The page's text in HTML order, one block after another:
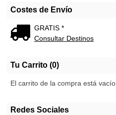
Costes de Envío
GRATIS *
Consultar Destinos
Tu Carrito (0)
El carrito de la compra está vacío
Redes Sociales